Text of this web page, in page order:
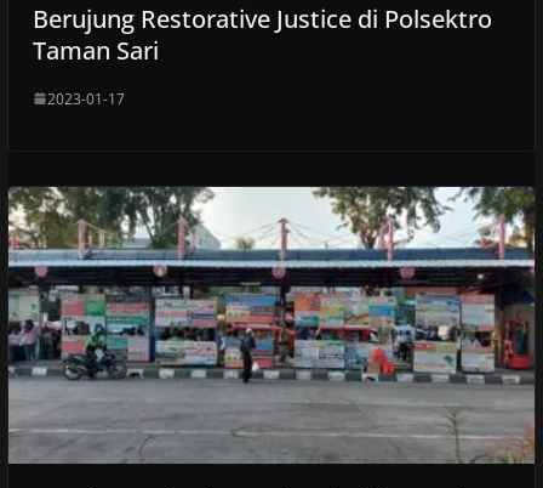
Berujung Restorative Justice di Polsektro
Taman Sari
2023-01-17